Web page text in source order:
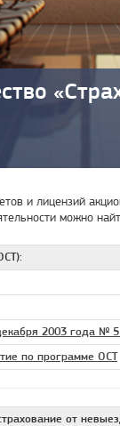
и лицензий
можно
2003 года №
по программе ОСТ
от